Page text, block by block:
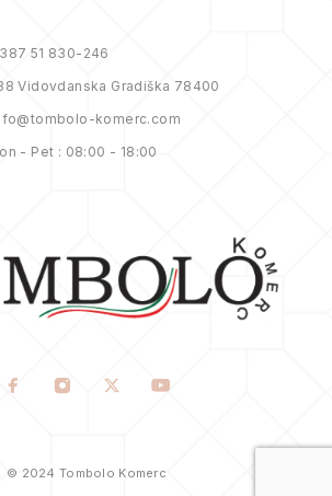
51 830-246
Vidovdanska Gradiška 78400
komerc.com
- Pet : 08:00 - 18:00
© 2024 Tombolo Komerc